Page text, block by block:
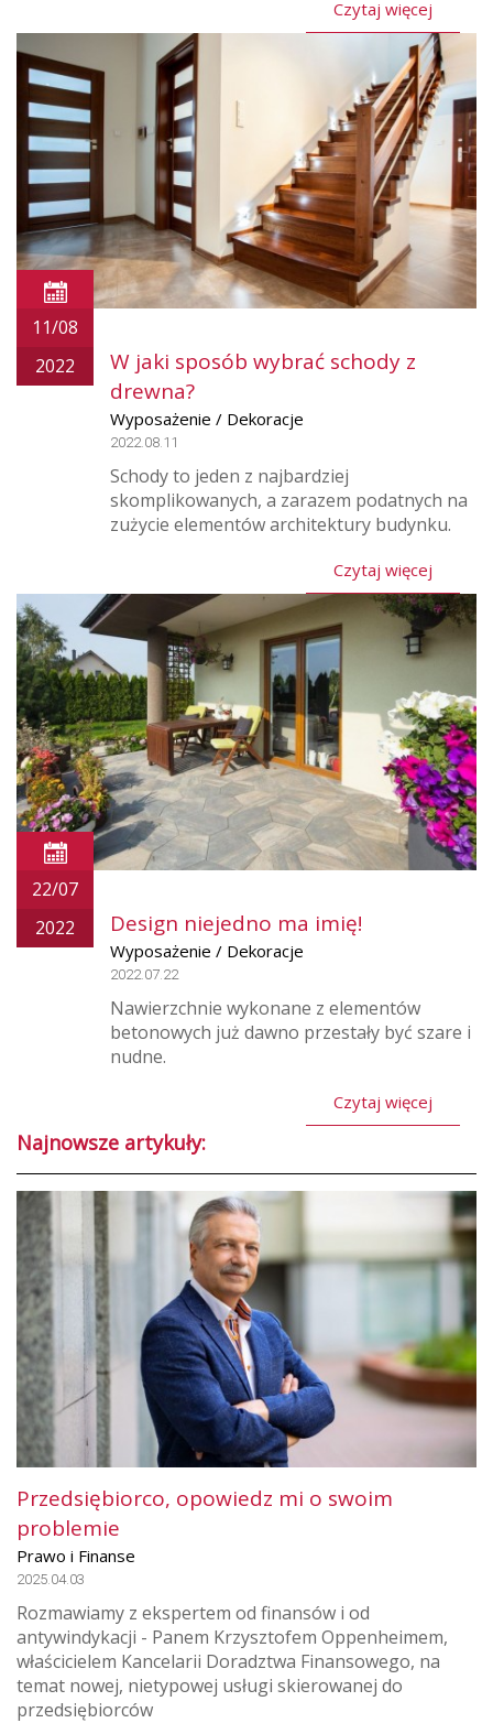
Czytaj więcej
11/08
2022
W jaki sposób wybrać schody z
drewna?
Wyposażenie / Dekoracje
2022.08.11
Schody to jeden z najbardziej
skomplikowanych, a zarazem podatnych na
zużycie elementów architektury budynku.
Czytaj więcej
22/07
2022
Design niejedno ma imię!
Wyposażenie / Dekoracje
2022.07.22
Nawierzchnie wykonane z elementów
betonowych już dawno przestały być szare i
nudne.
Czytaj więcej
Najnowsze artykuły:
Przedsiębiorco, opowiedz mi o swoim
problemie
Prawo i Finanse
2025.04.03
Rozmawiamy z ekspertem od finansów i od
antywindykacji - Panem Krzysztofem Oppenheimem,
właścicielem Kancelarii Doradztwa Finansowego, na
temat nowej, nietypowej usługi skierowanej do
przedsiębiorców